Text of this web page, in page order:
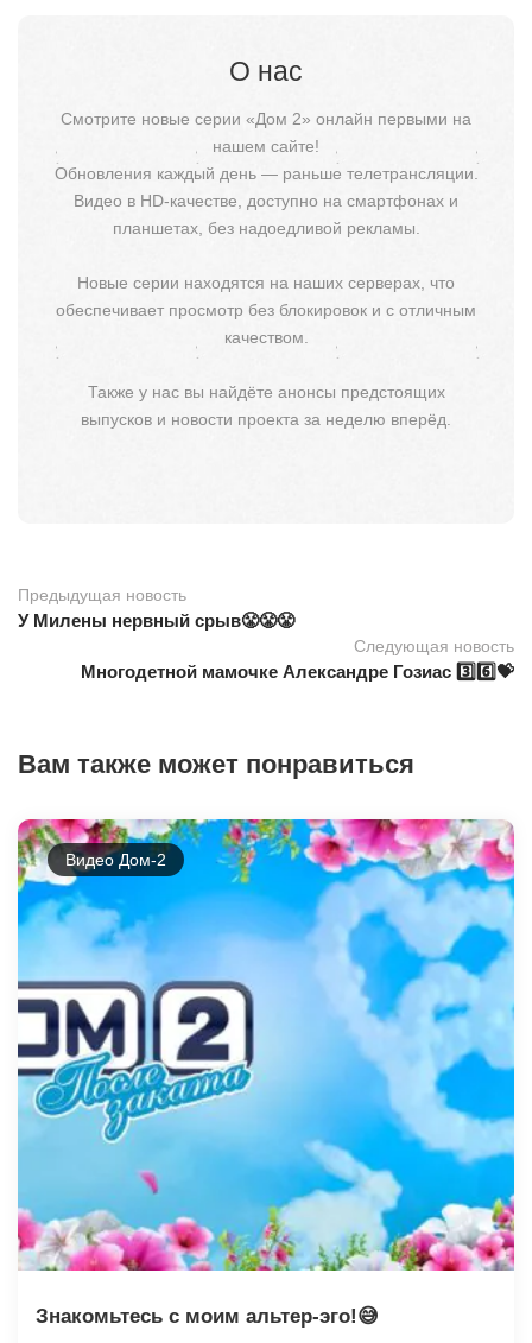
О нас
Смотрите новые серии «Дом 2» онлайн первыми на
нашем сайте!
Обновления каждый день — раньше телетрансляции.
Видео в HD-качестве, доступно на смартфонах и
планшетах, без надоедливой рекламы.
Новые серии находятся на наших серверах, что
обеспечивает просмотр без блокировок и с отличным
качеством.
Также у нас вы найдёте анонсы предстоящих
выпусков и новости проекта за неделю вперёд.
Предыдущая новость
У Милены нервный срыв😤😤😤
Следующая новость
Многодетной мамочке Александре Гозиас 3️⃣6️⃣💝
Вам также может понравиться
Видео Дом-2
Знакомьтесь с моим альтер-эго!😅